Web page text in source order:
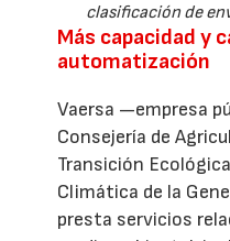
clasificación de
Más capacidad y
automatización
Vaersa —empresa
Consejería de
Transición
Climática de la
presta servicios